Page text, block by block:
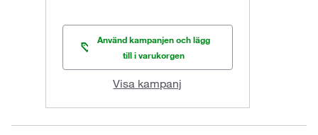
Använd kampanjen och lägg
till i varukorgen
Visa kampanj